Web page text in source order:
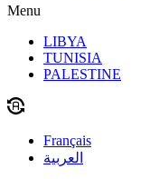
Menu
LIBYA
TUNISIA
PALESTINE
Français
العربية